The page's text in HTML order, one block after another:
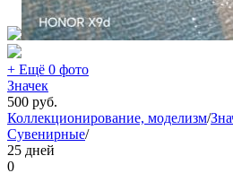
+ Ещё 0 фото
Значек
500 руб.
Коллекционирование, моделизм/
Сувенирные/
25 дней
0